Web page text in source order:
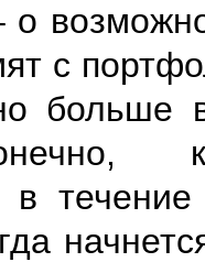
о
с
больше
в